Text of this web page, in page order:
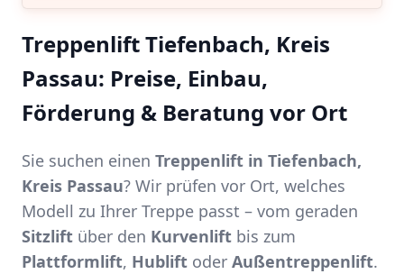
Treppenlift Tiefenbach, Kreis
Passau: Preise, Einbau,
Förderung & Beratung vor Ort
Sie suchen einen Treppenlift in Tiefenbach,
Kreis Passau? Wir prüfen vor Ort, welches
Modell zu Ihrer Treppe passt – vom geraden
Sitzlift über den Kurvenlift bis zum
Plattformlift, Hublift oder Außentreppenlift.